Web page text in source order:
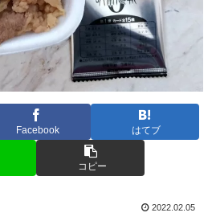
Facebook はてブ
コピー
2022.02.05